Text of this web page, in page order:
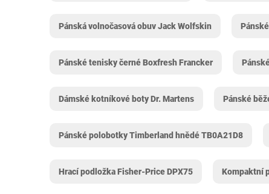
Pánská volnočasová obuv Jack Wolfskin
Pánské tenisky černé Boxfresh Francker
Dámské kotníkové boty Dr. Martens Pánské
Pánské polobotky Timberland hnědé TB0A21D8
Hrací podložka Fisher-Price DPX75 Kompaktní